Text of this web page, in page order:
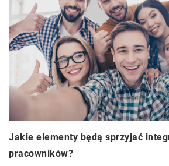
Jakie elementy będą sprzyjać
pracowników?